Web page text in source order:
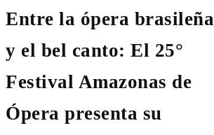
Entre la ópera brasileña
y el bel canto: El 25°
Festival Amazonas de
Ópera presenta su